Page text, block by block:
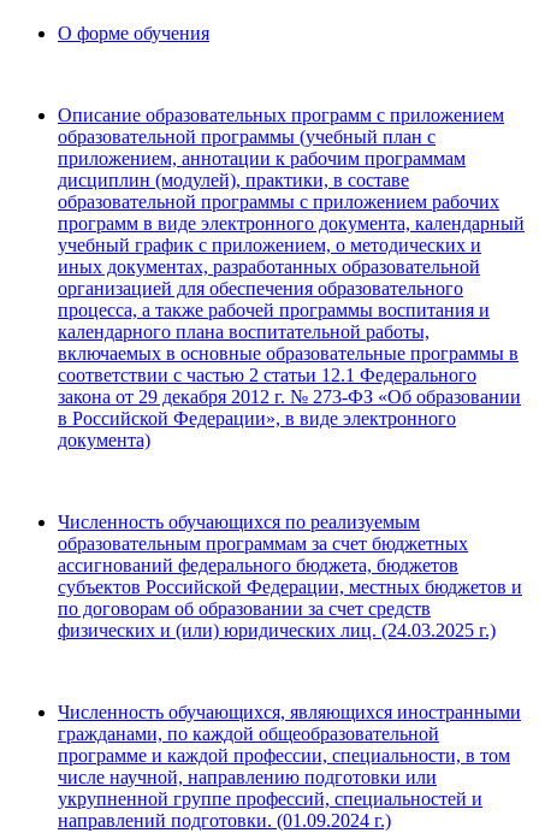
О форме обучения
Описание образовательных программ с приложением
образовательной программы (учебный план с
приложением, аннотации к рабочим программам
дисциплин (модулей), практики, в составе
образовательной программы с приложением рабочих
программ в виде электронного документа, календарный
учебный график с приложением, о методических и
иных документах, разработанных образовательной
организацией для обеспечения образовательного
процесса, а также рабочей программы воспитания и
календарного плана воспитательной работы,
включаемых в основные образовательные программы в
соответствии с частью 2 статьи 12.1 Федерального
закона от 29 декабря 2012 г. № 273-ФЗ «Об образовании
в Российской Федерации», в виде электронного
документа)
Численность обучающихся по реализуемым
образовательным программам за счет бюджетных
ассигнований федерального бюджета, бюджетов
субъектов Российской Федерации, местных бюджетов и
по договорам об образовании за счет средств
физических и (или) юридических лиц. (24.03.2025 г.)
Численность обучающихся, являющихся иностранными
гражданами, по каждой общеобразовательной
программе и каждой профессии, специальности, в том
числе научной, направлению подготовки или
укрупненной группе профессий, специальностей и
направлений подготовки. (01.09.2024 г.)